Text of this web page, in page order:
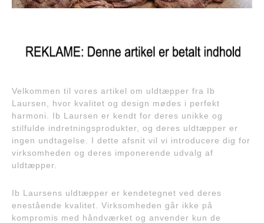
Velkommen til vores artikel om uldtæpper fra Ib
Laursen, hvor kvalitet og design mødes i perfekt
harmoni. Ib Laursen er kendt for deres unikke og
stilfulde indretningsprodukter, og deres uldtæpper er
ingen undtagelse. I dette afsnit vil vi introducere dig for
virksomheden og deres imponerende udvalg af
uldtæpper.
Ib Laursens uldtæpper er kendetegnet ved deres
enestående kvalitet. Virksomheden går ikke på
kompromis med håndværket og anvender kun de